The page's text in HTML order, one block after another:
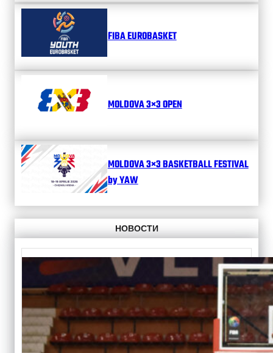
FIBA EUROBASKET
MOLDOVA 3×3 OPEN
MOLDOVA 3×3 BASKETBALL FESTIVAL
by YAW
НОВОСТИ